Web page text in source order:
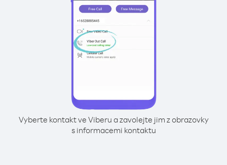
Vyberte kontakt ve Viberu a zavolejte jim z obrazovky
s informacemi kontaktu